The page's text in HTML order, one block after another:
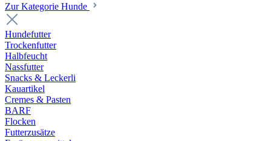
Zur Kategorie Hunde
Hundefutter
Trockenfutter
Halbfeucht
Nassfutter
Snacks & Leckerli
Kauartikel
Cremes & Pasten
BARF
Flocken
Futterzusätze